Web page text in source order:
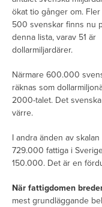
ökat tio gånger om. Fler
500 svenskar finns nu
denna lista, varav 51 är
dollarmiljardärer.
Närmare 600.000
räknas som
2000-talet. Det
värre.
I andra änden av
729.000 fattiga i
150.000. Det är en
När fattigdomen
mest grundläggande